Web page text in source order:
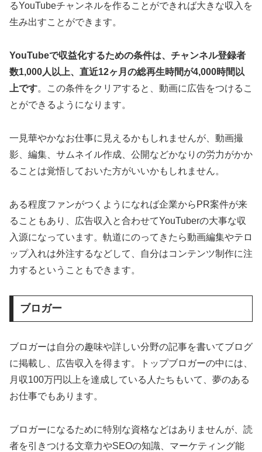
るYouTubeチャンネルを作ることができれば大きな収入を
生み出すことができます。
YouTubeで収益化するための条件は、チャンネル登録者
数1,000人以上、直近12ヶ月の総再生時間が4,000時間以
上です。この条件をクリアすると、動画に広告をつけるこ
とができるようになります。
一見華やかなお仕事に見えるかもしれませんが、動画撮
影、編集、サムネイル作成、公開などかなりの労力がかか
ることは覚悟しておいた方がいいかもしれません。
ある程度ファンがつくようになれば企業からPR案件が来
ることもあり、広告収入と合わせてYouTuberの大事な収
入源になっています。軌道にのってきたら動画編集やテロ
ップ入れは外注するなどして、自分はコンテンツ制作に注
力するということもできます。
ブロガー
ブロガーは自分の趣味や詳しい分野の記事を書いてブログ
に掲載し、広告収入を得ます。トップブロガーの中には、
月収100万円以上を達成している人たちもいて、夢のある
お仕事でもあります。
ブロガーになるために特別な資格などはありませんが、読
者を引きつける文章力やSEOの知識、マーケティング能